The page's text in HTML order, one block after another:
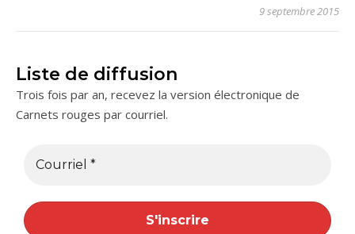
9 septembre 2015
Liste de diffusion
Trois fois par an, recevez la version électronique de
Carnets rouges par courriel.